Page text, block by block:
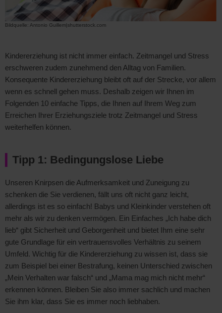
Bildquelle: Antonio Guillem|shutterstock.com
Kindererziehung ist nicht immer einfach. Zeitmangel und Stress
erschweren zudem zunehmend den Alltag von Familien.
Konsequente Kindererziehung bleibt oft auf der Strecke, vor allem
wenn es schnell gehen muss. Deshalb zeigen wir Ihnen im
Folgenden 10 einfache Tipps, die Ihnen auf Ihrem Weg zum
Erreichen Ihrer Erziehungsziele trotz Zeitmangel und Stress
weiterhelfen können.
Tipp 1: Bedingungslose Liebe
Unseren Knirpsen die Aufmerksamkeit und Zuneigung zu
schenken die Sie verdienen, fällt uns oft nicht ganz leicht,
allerdings ist es so einfach! Babys und Kleinkinder verstehen oft
mehr als wir zu denken vermögen. Ein Einfaches „Ich habe dich
lieb“ gibt Sicherheit und Geborgenheit und bietet Ihm eine sehr
gute Grundlage für ein vertrauensvolles Verhältnis zu seinem
Umfeld. Wichtig für die Kindererziehung zu wissen ist, dass sie
zum Beispiel bei einer Bestrafung, keinen Unterschied zwischen
„Mein Verhalten war falsch“ und „Mama mag mich nicht mehr“
erkennen können. Bleiben Sie also immer sachlich und machen
Sie ihm klar, dass Sie es immer noch liebhaben.